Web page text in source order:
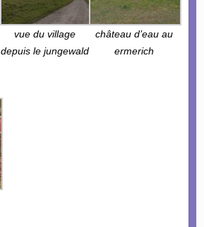
vue du village
depuis le jungewald
château d’eau au
ermerich